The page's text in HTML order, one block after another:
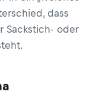
dass
Sackstich- oder